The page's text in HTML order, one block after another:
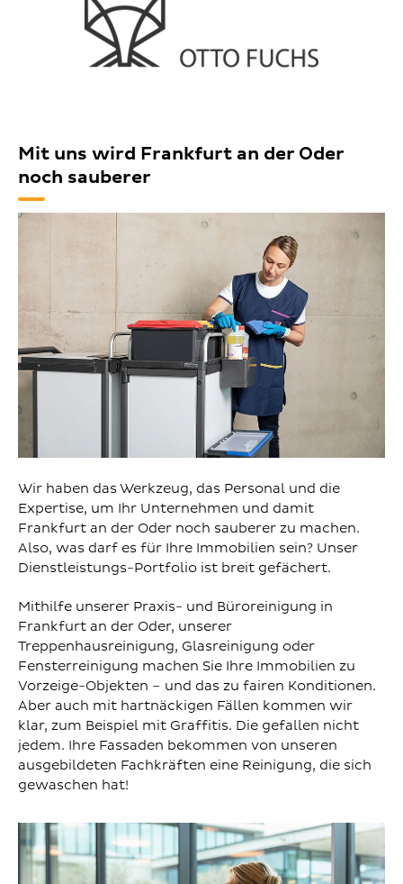
Mit uns wird Frankfurt an der Oder
noch sauberer
Wir haben das Werkzeug, das Personal und die
Expertise, um Ihr Unternehmen und damit
Frankfurt an der Oder noch sauberer zu machen.
Also, was darf es für Ihre Immobilien sein? Unser
Dienstleistungs-Portfolio ist breit gefächert.
Mithilfe unserer Praxis- und Büroreinigung in
Frankfurt an der Oder, unserer
Treppenhausreinigung, Glasreinigung oder
Fensterreinigung machen Sie Ihre Immobilien zu
Vorzeige-Objekten – und das zu fairen Konditionen.
Aber auch mit hartnäckigen Fällen kommen wir
klar, zum Beispiel mit Graffitis. Die gefallen nicht
jedem. Ihre Fassaden bekommen von unseren
ausgebildeten Fachkräften eine Reinigung, die sich
gewaschen hat!